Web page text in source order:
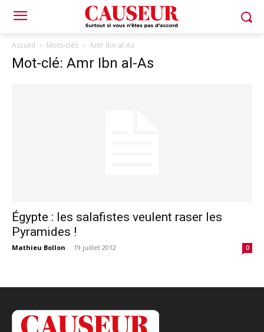
Accueil Mots-clés Amr Ibn al-As
Mot-clé: Amr Ibn al-As
Égypte : les salafistes veulent raser les
Pyramides !
Mathieu Bollon - 19 juillet 2012 0